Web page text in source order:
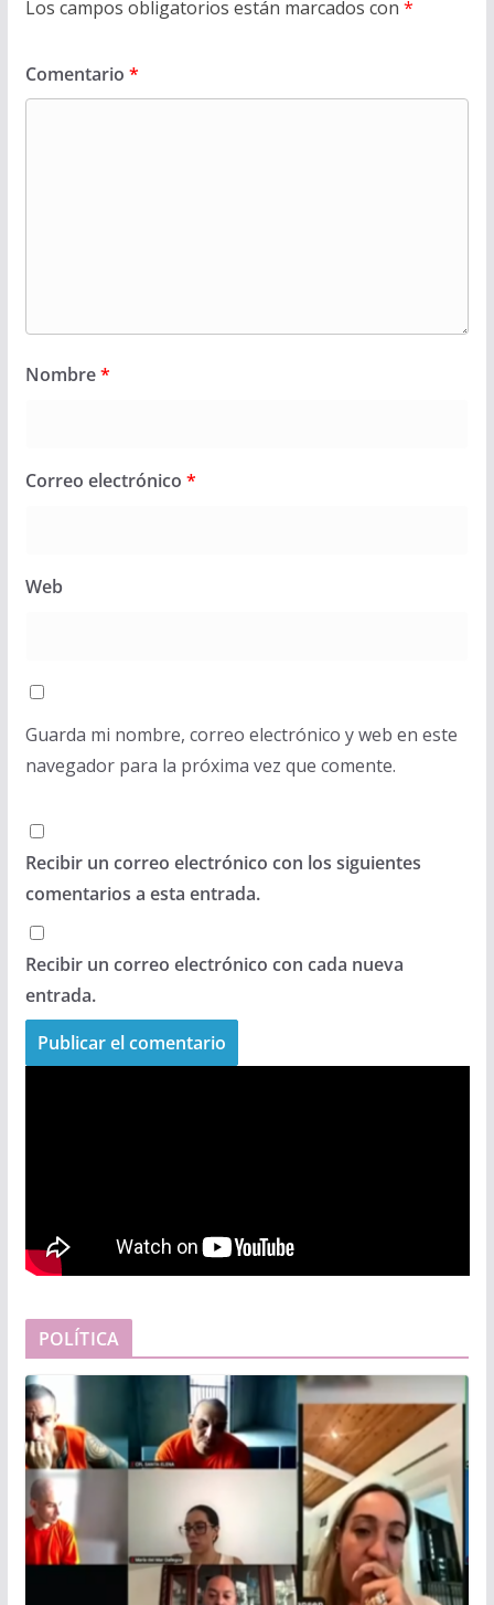
Los campos obligatorios están marcados con *
Comentario *
Nombre*
Correo electrónico *
Web
Guarda mi nombre, correo electrónico y web en este
navegador para la próxima vez que comente.
Recibir un correo electrónico con los siguientes
comentarios a esta entrada.
Recibir un correo electrónico con cada nueva
entrada.
POLÍTICA